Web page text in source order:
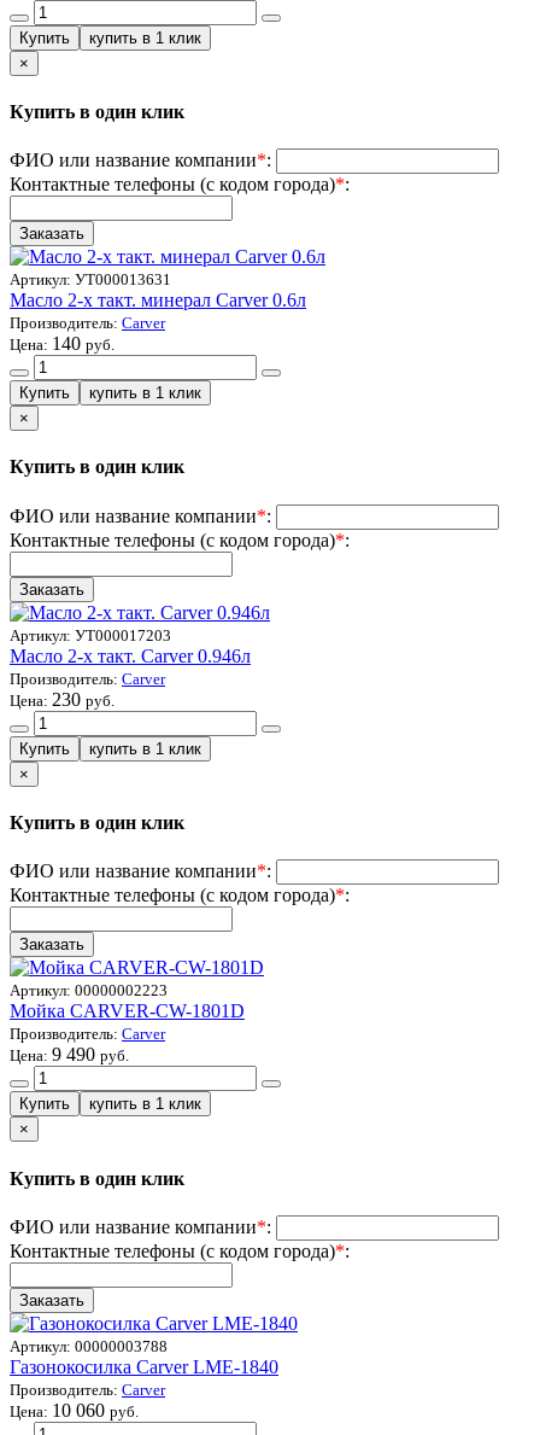
×
Купить в один клик
ФИО или название компании*:
Контактные телефоны (с кодом города)*:
Артикул: УТ000013631
Масло 2-х такт. минерал Carver 0.6л
Производитель: Carver
Цена: 140 руб.
×
Купить в один клик
ФИО или название компании*:
Контактные телефоны (с кодом города)*:
Артикул: УТ000017203
Масло 2-х такт. Carver 0.946л
Производитель: Carver
Цена: 230 руб.
×
Купить в один клик
ФИО или название компании*:
Контактные телефоны (с кодом города)*:
Артикул: 00000002223
Мойка CARVER-CW-1801D
Производитель: Carver
Цена: 9 490 руб.
×
Купить в один клик
ФИО или название компании*:
Контактные телефоны (с кодом города)*:
Артикул: 00000003788
Газонокосилка Carver LME-1840
Производитель: Carver
Цена: 10 060 руб.